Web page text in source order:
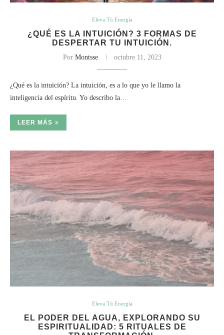
Eleva Tú Energía
¿QUÉ ES LA INTUICIÓN? 3 FORMAS DE
DESPERTAR TU INTUICIÓN.
Por Montsse octubre 11, 2023
¿Qué es la intuición? La intuición, es a lo que yo le llamo la
inteligencia del espíritu. Yo describo la…
LEER MÁS
Eleva Tú Energía
EL PODER DEL AGUA, EXPLORANDO SU
ESPIRITUALIDAD: 5 RITUALES DE